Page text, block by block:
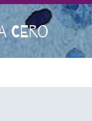
CERO